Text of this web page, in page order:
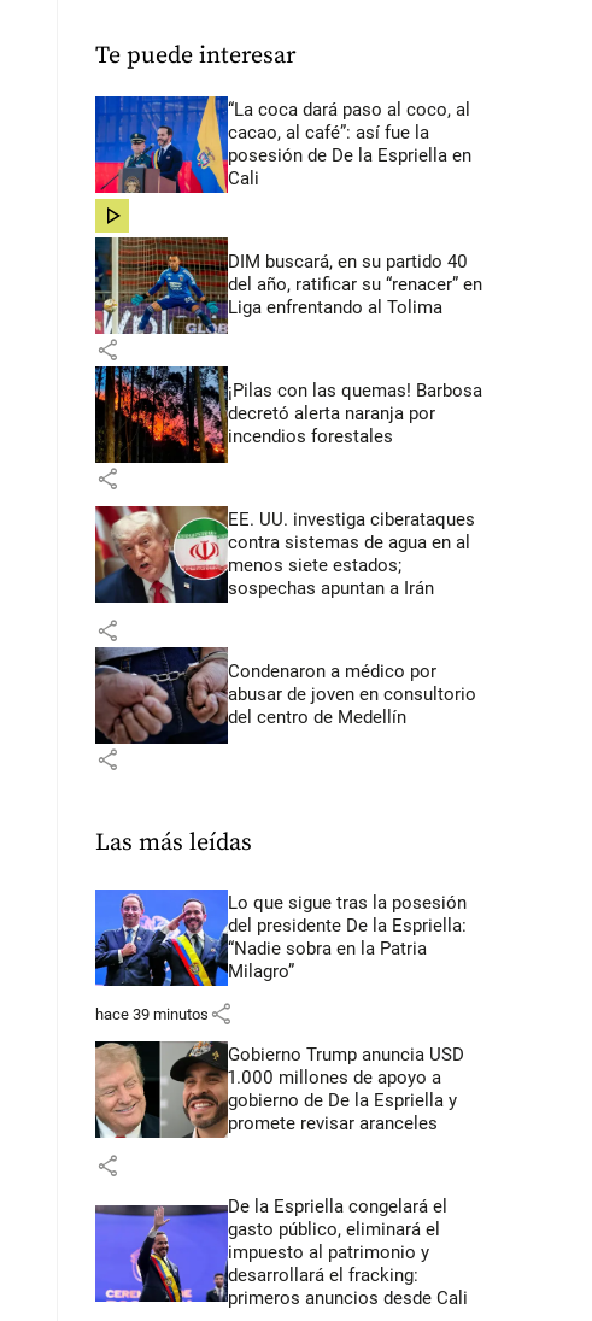
Te puede interesar
“La coca dará paso al coco, al
cacao, al café”: así fue la
posesión de De la Espriella en
Cali
share
DIM buscará, en su partido 40
del año, ratificar su “renacer” en
Liga enfrentando al Tolima
share
¡Pilas con las quemas! Barbosa
decretó alerta naranja por
incendios forestales
share
EE. UU. investiga ciberataques
contra sistemas de agua en al
menos siete estados;
sospechas apuntan a Irán
share
Condenaron a médico por
abusar de joven en consultorio
del centro de Medellín
share
Las más leídas
Lo que sigue tras la posesión
del presidente De la Espriella:
“Nadie sobra en la Patria
Milagro”
hace 39 minutos share
Gobierno Trump anuncia USD
1.000 millones de apoyo a
gobierno de De la Espriella y
promete revisar aranceles
share
De la Espriella congelará el
gasto público, eliminará el
impuesto al patrimonio y
desarrollará el fracking:
primeros anuncios desde Cali